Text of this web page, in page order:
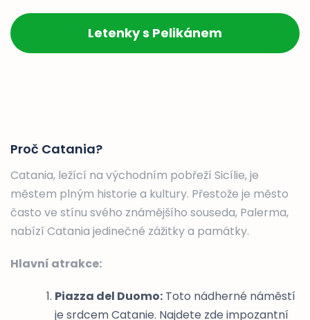
Letenky s Pelikánem
Proč Catania?
Catania, ležící na východním pobřeží Sicílie, je
městem plným historie a kultury. Přestože je město
často ve stínu svého známějšího souseda, Palerma,
nabízí Catania jedinečné zážitky a památky.
Hlavní atrakce:
Piazza del Duomo: Toto nádherné náměstí
je srdcem Catanie. Najdete zde impozantní